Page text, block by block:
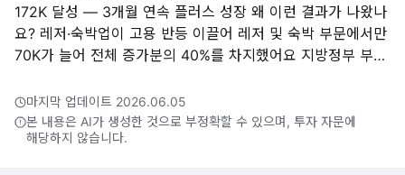
172K 달성 — 3개월 연속 플러스 성장 왜 이런 결과가 나왔나
요? 레저·숙박업이 고용 반등 이끌어 레저 및 숙박 부문에서만
70K가 늘어 전체 증가분의 40%를 차지했어요 지방정부 부…
마지막 업데이트 2026.06.05
본 내용은 AI가 생성한 것으로 부정확할 수 있으며, 투자 자문에
해당하지 않습니다.